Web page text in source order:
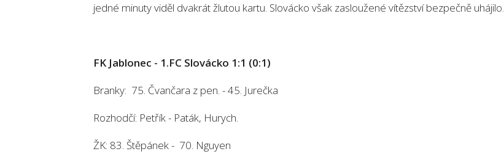
jedné minuty viděl dvakrát žlutou kartu. Slovácko však zasloužené vítězství bezpečně uhájilo.
FK Jablonec - 1.FC Slovácko 1:1 (0:1)
Branky: 75. Čvančara z pen. - 45. Jurečka
Rozhodčí: Petřík - Paták, Hurych.
ŽK: 83. Štěpánek - 70. Nguyen